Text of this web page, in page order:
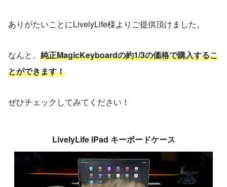
ありがたいことにLivelyLife様よりご提供頂けました。
なんと、 純正MagicKeyboardの約1/3の価格で購入するこ
とができます！
ぜひチェックしてみてください！
LivelyLife iPad キーボードケース